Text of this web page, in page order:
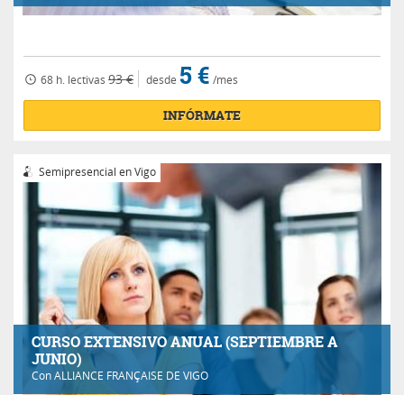
68 h. lectivas 93 € desde 5 € /mes
INFÓRMATE
CURSO EXTENSIVO ANUAL (SEPTIEMBRE A
JUNIO)
ConALLIANCE FRANÇAISE DE VIGO
Semipresencial en Vigo